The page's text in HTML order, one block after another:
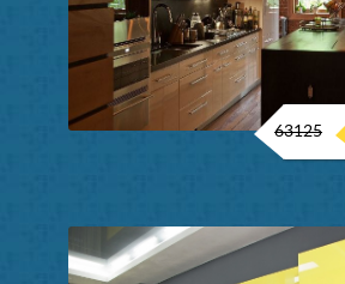
63125